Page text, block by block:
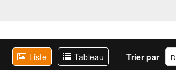
Liste Tableau Trier par